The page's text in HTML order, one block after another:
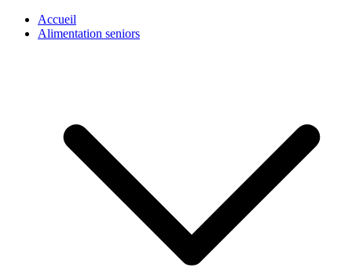
Accueil
Alimentation seniors